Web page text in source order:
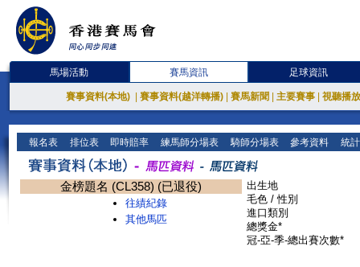
馬場活動 賽馬資訊 足球資訊
賽事資料(本地) 賽事資料(越洋轉播) 賽馬新聞 主要賽事 視聽播
報名表 排位表 即時賠率 練馬師分場表 騎師分場表 參考資料 統
金榜題名 (CL358) (已退役)
往績紀錄
其他馬匹
出生地
毛色 / 性別
進口類別
總獎金*
冠-亞-季-總出賽次數*